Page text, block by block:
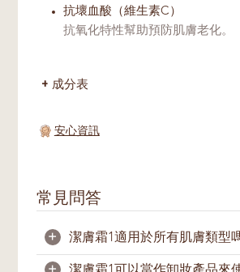
抗壞血酸（維生素C）
抗氧化特性幫助預防肌膚老化。
成分表
安心資訊
常見問答
+ 潔膚霜1適用於所有肌膚類型